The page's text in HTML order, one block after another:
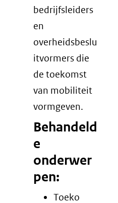
bedrijfsleiders
en
overheidsbeslu
itvormers die
de toekomst
van mobiliteit
vormgeven.
Behandeld
e
onderwer
pen:
Toeko